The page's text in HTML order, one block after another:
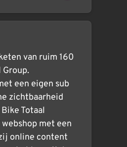
van ruim 160
een eigen sub
zichtbaarheid
Totaal
met een
online content